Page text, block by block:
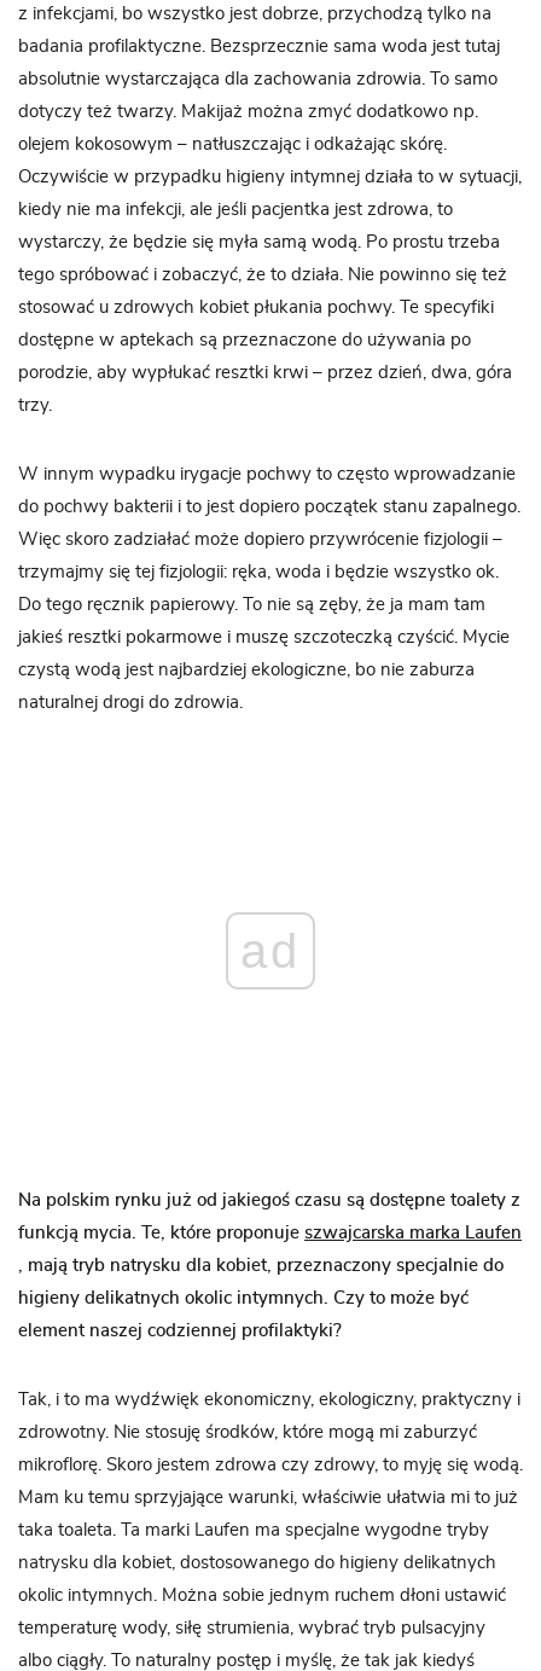
z infekcjami, bo wszystko jest dobrze, przychodzą tylko na
badania profilaktyczne. Bezsprzecznie sama woda jest tutaj
absolutnie wystarczająca dla zachowania zdrowia. To samo
dotyczy też twarzy. Makijaż można zmyć dodatkowo np.
olejem kokosowym – natłuszczając i odkażając skórę.
Oczywiście w przypadku higieny intymnej działa to w sytuacji,
kiedy nie ma infekcji, ale jeśli pacjentka jest zdrowa, to
wystarczy, że będzie się myła samą wodą. Po prostu trzeba
tego spróbować i zobaczyć, że to działa. Nie powinno się też
stosować u zdrowych kobiet płukania pochwy. Te specyfiki
dostępne w aptekach są przeznaczone do używania po
porodzie, aby wypłukać resztki krwi – przez dzień, dwa, góra
trzy.
W innym wypadku irygacje pochwy to często wprowadzanie
do pochwy bakterii i to jest dopiero początek stanu zapalnego.
Więc skoro zadziałać może dopiero przywrócenie fizjologii –
trzymajmy się tej fizjologii: ręka, woda i będzie wszystko ok.
Do tego ręcznik papierowy. To nie są zęby, że ja mam tam
jakieś resztki pokarmowe i muszę szczoteczką czyścić. Mycie
czystą wodą jest najbardziej ekologiczne, bo nie zaburza
naturalnej drogi do zdrowia.
ad
Na polskim rynku już od jakiegoś czasu są dostępne toalety z
funkcją mycia. Te, które proponuje szwajcarska marka Laufen
, mają tryb natrysku dla kobiet, przeznaczony specjalnie do
higieny delikatnych okolic intymnych. Czy to może być
element naszej codziennej profilaktyki?
Tak, i to ma wydźwięk ekonomiczny, ekologiczny, praktyczny i
zdrowotny. Nie stosuję środków, które mogą mi zaburzyć
mikroflorę. Skoro jestem zdrowa czy zdrowy, to myję się wodą.
Mam ku temu sprzyjające warunki, właściwie ułatwia mi to już
taka toaleta. Ta marki Laufen ma specjalne wygodne tryby
natrysku dla kobiet, dostosowanego do higieny delikatnych
okolic intymnych. Można sobie jednym ruchem dłoni ustawić
temperaturę wody, siłę strumienia, wybrać tryb pulsacyjny
albo ciągły. To naturalny postęp i myślę, że tak jak kiedyś